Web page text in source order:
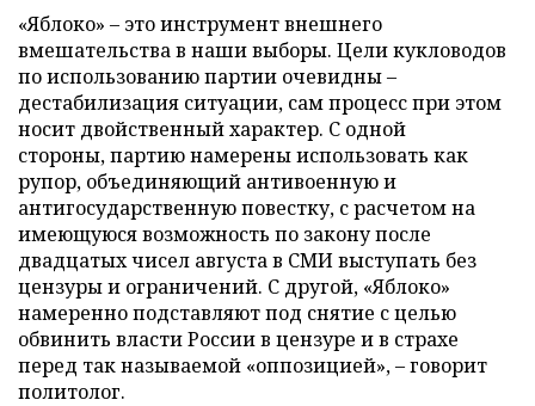
«Яблоко» – это инструмент внешнего
вмешательства в наши выборы. Цели кукловодов
по использованию партии очевидны –
дестабилизация ситуации, сам процесс при этом
носит двойственный характер. С одной
стороны, партию намерены использовать как
рупор, объединяющий антивоенную и
антигосударственную повестку, с расчетом на
имеющуюся возможность по закону после
двадцатых чисел августа в СМИ выступать без
цензуры и ограничений. С другой, «Яблоко»
намеренно подставляют под снятие с целью
обвинить власти России в цензуре и в страхе
перед так называемой «оппозицией», – говорит
политолог.